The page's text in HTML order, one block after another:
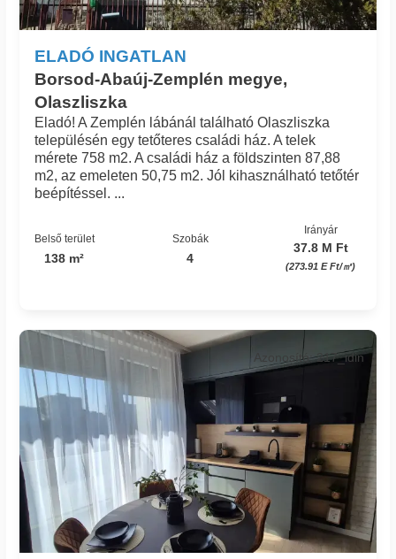
ELADÓ INGATLAN
Borsod-Abaúj-Zemplén megye,
Olaszliszka
Eladó! A Zemplén lábánál található Olaszliszka
településén egy tetőteres családi ház. A telek
mérete 758 m2. A családi ház a földszinten 87,88
m2, az emeleten 50,75 m2. Jól kihasználható tetőtér
beépítéssel. ...
Belső terület
138 m²
Szobák
4
Irányár
37.8 M Ft
(273.91 E Ft/㎡)
Azonosító: 217_idin